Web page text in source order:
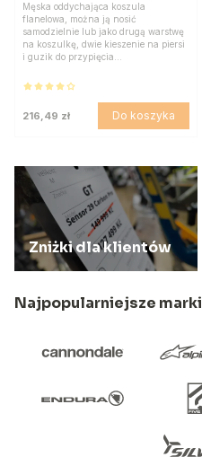
Męska oddychająca koszula
flanelowa, można ją nosić
samodzielnie lub jako drugą warstwę
na koszulkę, dwie kieszenie na piersi
i guzik do przypięcia…
216,49 zł Do koszyka
Zniżki dla klientów
Najpopularniejsze marki